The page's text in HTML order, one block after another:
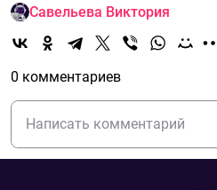
Савельева Виктория
0 комментариев